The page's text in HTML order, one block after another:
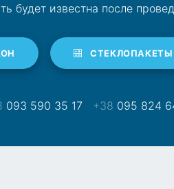
будет известна после
СТЕКЛОПАКЕТЫ
093 590 35 17 +38 095 824